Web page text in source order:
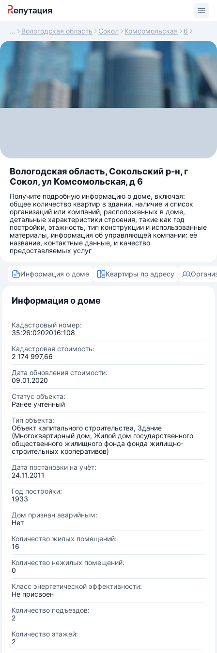
Вологодская область Сокол Комсомольская 6
Вологодская область, Сокольский р-н, г
Сокол, ул Комсомольская, д 6
Получите подробную информацию о доме, включая:
общее количество квартир в здании, наличие и список
организаций или компаний, расположенных в доме,
детальные характеристики строения, такие как год
постройки, этажность, тип конструкции и использованные
материалы, информация об управляющей компании: её
название, контактные данные, и качество
предоставляемых услуг
Информация о доме Квартиры по адресу
Информация о доме
Кадастровый номер:
35:26:0202016:108
Кадастровая стоимость:
2 174 997,66
Дата обновления стоимости:
09.01.2020
Статус объекта:
Ранее учтенный
Тип объекта:
Объект капитального строительства, Здание
(Многоквартирный дом, Жилой дом государственного
общественного жилищного фонда фонда жилищно-
строительных кооперативов)
Дата постановки на учёт:
24.11.2011
Год постройки:
1933
Дом признан аварийным:
Нет
Количество жилых помещений:
16
Количество нежилых помещений:
0
Класс энергетической эффективности:
Не присвоен
Количество подъездов:
2
Количество этажей:
2